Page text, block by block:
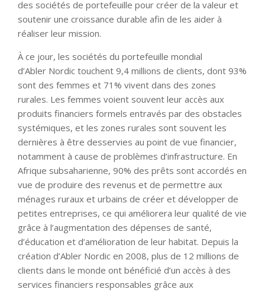
des sociétés de portefeuille pour créer de la valeur et
soutenir une croissance durable afin de les aider à
réaliser leur mission.
À ce jour, les sociétés du portefeuille mondial
d’Abler Nordic touchent 9,4 millions de clients, dont 93%
sont des femmes et 71% vivent dans des zones
rurales. Les femmes voient souvent leur accès aux
produits financiers formels entravés par des obstacles
systémiques, et les zones rurales sont souvent les
dernières à être desservies au point de vue financier,
notamment à cause de problèmes d’infrastructure. En
Afrique subsaharienne, 90% des prêts sont accordés en
vue de produire des revenus et de permettre aux
ménages ruraux et urbains de créer et développer de
petites entreprises, ce qui améliorera leur qualité de vie
grâce à l’augmentation des dépenses de santé,
d’éducation et d’amélioration de leur habitat. Depuis la
création d’Abler Nordic en 2008, plus de 12 millions de
clients dans le monde ont bénéficié d’un accès à des
services financiers responsables grâce aux